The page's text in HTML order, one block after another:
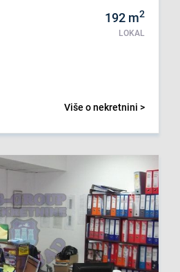
192 m2
LOKAL
Više o nekretnini >